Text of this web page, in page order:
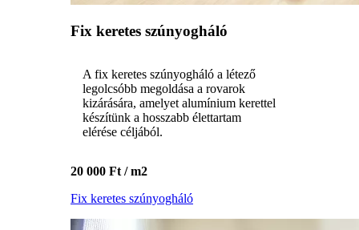
Fix keretes szúnyogháló
A fix keretes szúnyogháló a létező
legolcsóbb megoldása a rovarok
kizárására, amelyet alumínium kerettel
készítünk a hosszabb élettartam
elérése céljából.
20 000 Ft / m2
Fix keretes szúnyogháló